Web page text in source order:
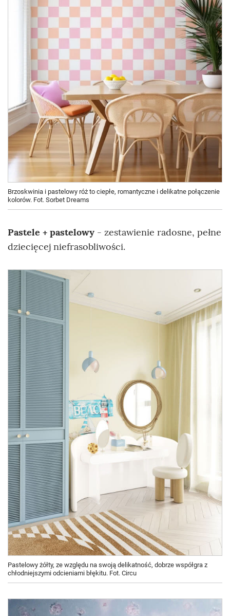
Brzoskwinia i pastelowy róż to ciepłe, romantyczne i delikatne połączenie
kolorów. Fot. Sorbet Dreams
Pastele + pastelowy - zestawienie radosne, pełne
dziecięcej niefrasobliwości.
Pastelowy żółty, ze względu na swoją delikatność, dobrze współgra z
chłodniejszymi odcieniami błękitu. Fot. Circu